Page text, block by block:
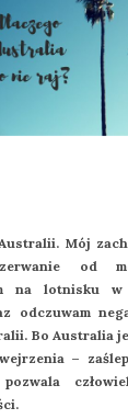
Mój
od
na lotnisku
odczuwam
Bo Australia
–